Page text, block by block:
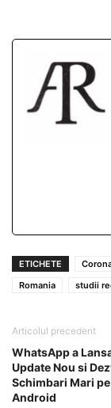
ETICHETE
Romania
studii
Articolul precedent
WhatsApp a
Update Nou si
Schimbari Mari
Android